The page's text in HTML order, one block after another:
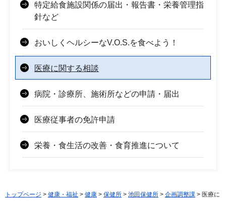
特定給食施設関係の届出・報告書・栄養管理指
針など
おいしくヘルシーなV.O.S.を食べよう！
医療に関する相談
病院・診療所、施術所などの申請・届出
医療従事者の免許申請
栄養・食生活の改善・食育推進について
トップページ > 健康・福祉 > 健康 > 保健所 > 池田保健所 > 企画調整課 > 医療に